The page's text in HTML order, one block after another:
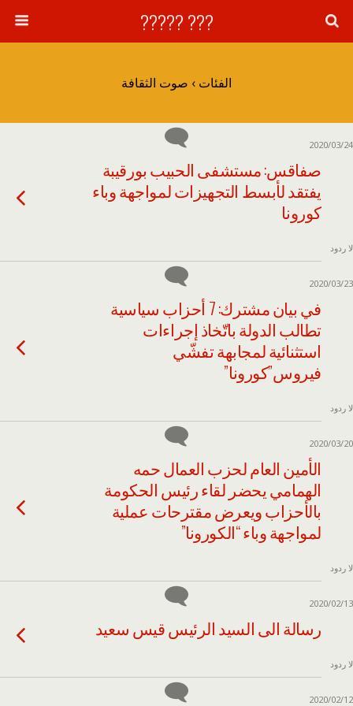
??? ?????
الفئات › صوت الثقافة
2020/03/24
صفاقس: مستشفى الحبيب بورقيبة
يفتقد لأبسط التجهيزات لمواجهة وباء
كورونا
لا ردود
2020/03/23
في بيان مشترك: 7 أحزاب سياسية
تطالب الدولة باتّخاذ إجراءات
استثنائية لمجابهة تفشّي
فيروس”كورونا”
لا ردود
2020/03/20
الأمين العام لحزب العمال حمه
الهمامي يحضر لقاء رئيس الحكومة
بالأحزاب ويعرض مقترحات عملية
لمواجهة وباء “الكورونا”
لا ردود
2020/02/13
رسالة الى السيد الرئيس قيس سعيد
لا ردود
2020/02/12